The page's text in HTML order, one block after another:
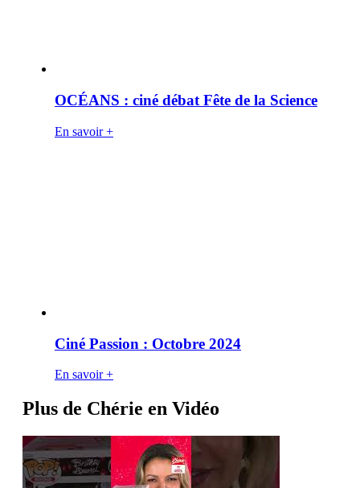
OCÉANS : ciné débat Fête de la Science
En savoir +
Ciné Passion : Octobre 2024
En savoir +
Plus de Chérie en Vidéo